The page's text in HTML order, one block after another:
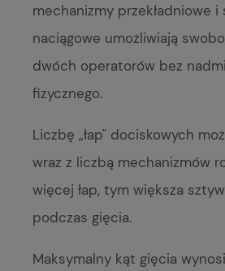
mechanizmy przekładniowe i
naciągowe umożliwiają
dwóch operatorów bez
fizycznego.
Liczbę „łap" dociskowych
wraz z liczbą mechanizmów
więcej łap, tym większa
podczas gięcia.
Maksymalny kąt gięcia wynosi